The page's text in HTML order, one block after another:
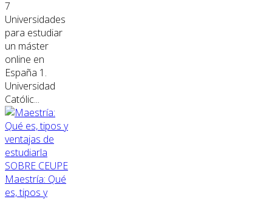
7
Universidades
para estudiar
un máster
online en
España 1.
Universidad
Católic...
SOBRE CEUPE
Maestría: Qué
es, tipos y